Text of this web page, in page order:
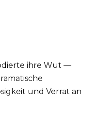
ihre Wut —
und Verrat an